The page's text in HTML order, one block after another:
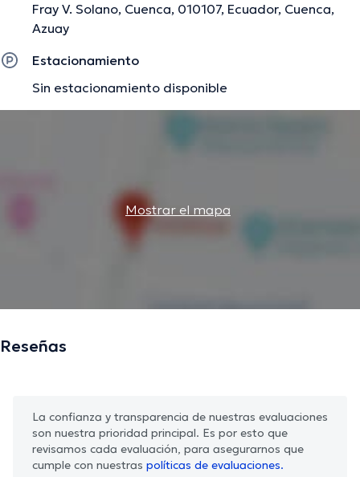
Fray V. Solano, Cuenca, 010107, Ecuador, Cuenca,
Azuay
Estacionamiento
Sin estacionamiento disponible
Mostrar el mapa
Reseñas
La confianza y transparencia de nuestras evaluaciones
son nuestra prioridad principal. Es por esto que
revisamos cada evaluación, para asegurarnos que
cumple con nuestras políticas de evaluaciones.